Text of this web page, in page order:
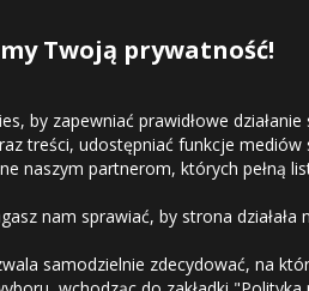
Twoją prywatność!
by zapewniać prawidłowe
treści, udostępniać funkcje
naszym partnerom, których pełną
nam sprawiać, by strona działała
samodzielnie zdecydować, na